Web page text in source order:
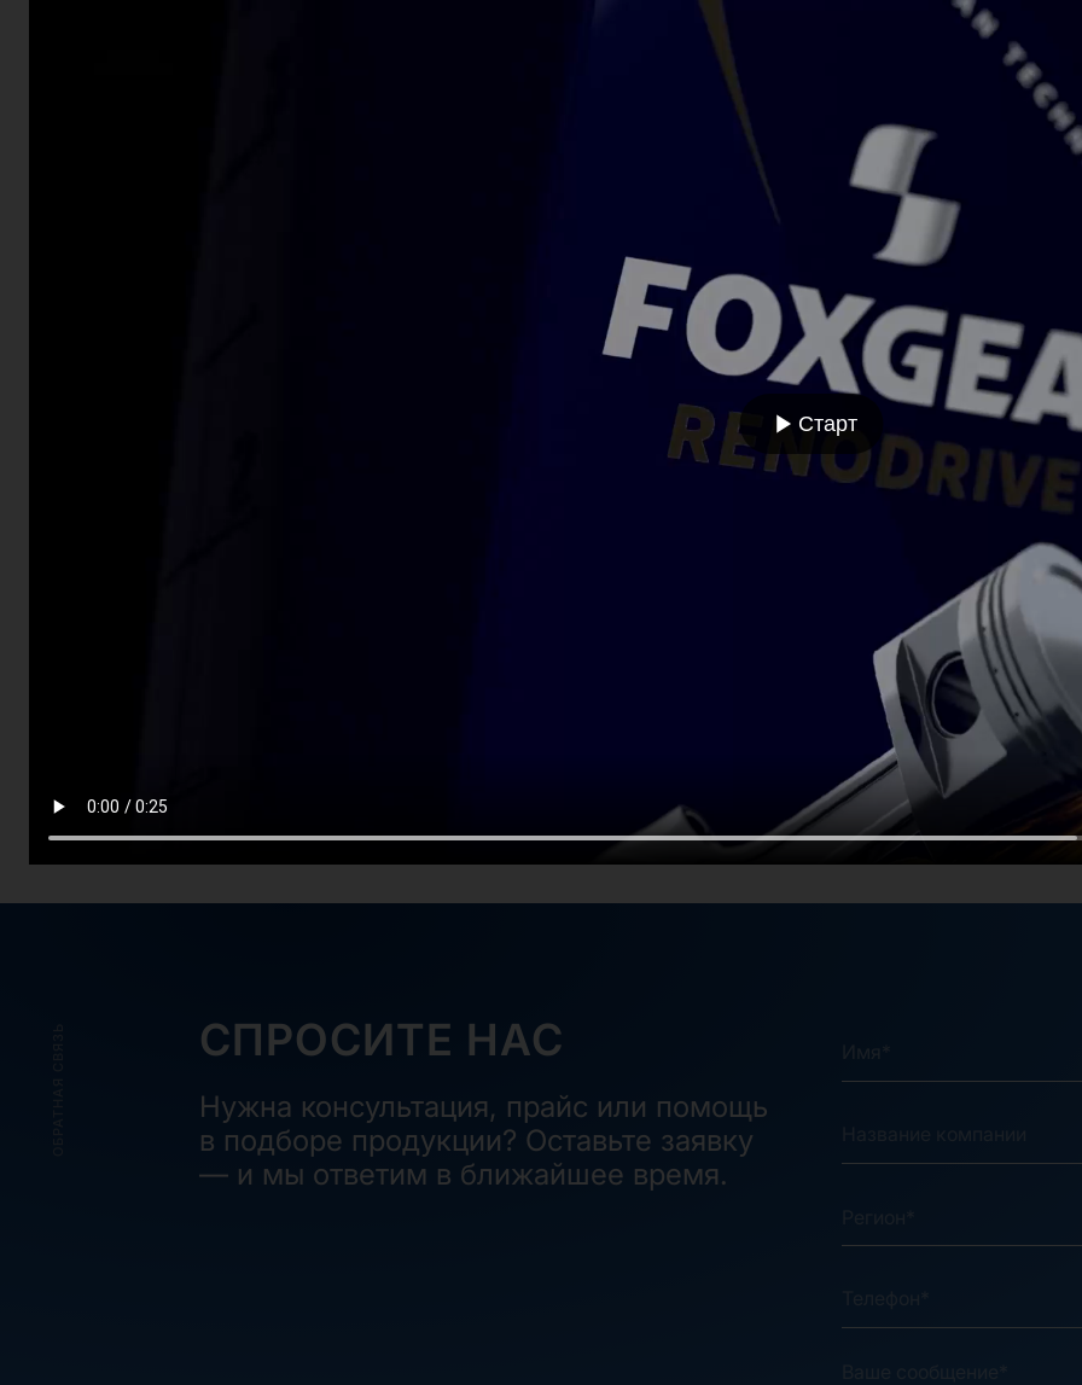
ДЕКЛАРАЦИЯ О
СООТВЕТСТВИИ
RENOFLUID
гидравлическое и
масло
СПРОСИТЕ НАС
Нужна консультация, прайс или помощь
в подборе продукции? Оставьте заявку
— и мы ответим в ближайшее время.
Старт